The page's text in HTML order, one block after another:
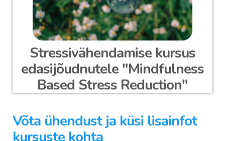
Stressivähendamise kursus
edasijõudnutele "Mindfulness
Based Stress Reduction"
Võta ühendust ja küsi lisainfot
kursuste kohta